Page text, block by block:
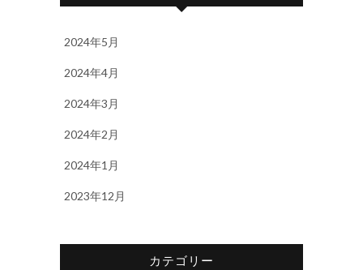
2024年5月
2024年4月
2024年3月
2024年2月
2024年1月
2023年12月
カテゴリー